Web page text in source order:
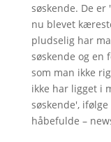
søskende. De er
nu blevet
pludselig har
søskende og en
som man ikke
ikke har ligget i
søskende',
håbefulde –